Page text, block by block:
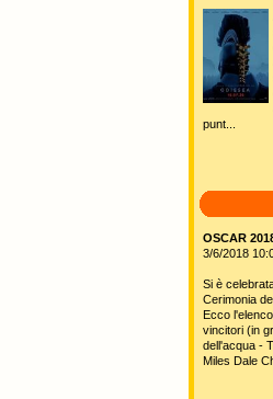
punt...
OSCAR
3/6/2018
Si è
Cerimonia
Ecco
vincitori (in
dell'acqua -
Miles Dale